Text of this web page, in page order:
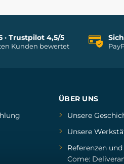
· Trustpilot 4,5/5
Kunden bewertet
ÜBER UNS
Unsere
Unsere
Referenzenund
Come: